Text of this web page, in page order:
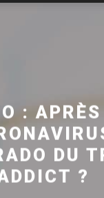
: APRÈS
DU
?